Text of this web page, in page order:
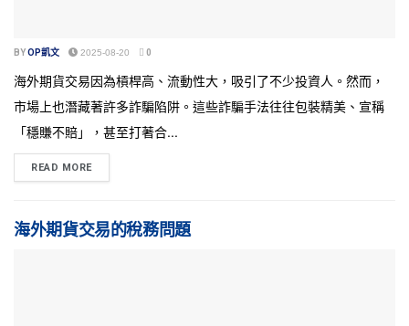
BYOP凱文 2025-08-20 0
海外期貨交易因為槓桿高、流動性大，吸引了不少投資人。然而，
市場上也潛藏著許多詐騙陷阱。這些詐騙手法往往包裝精美、宣稱
「穩賺不賠」，甚至打著合...
READ MORE
海外期貨交易的稅務問題